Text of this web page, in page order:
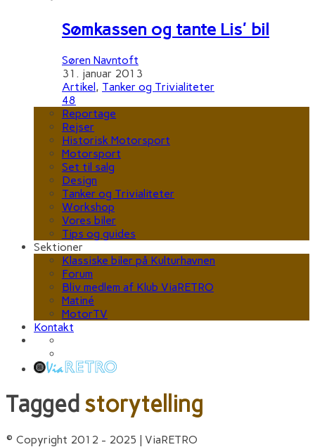
Sømkassen og tante Lis' bil
Søren Navntoft
31. januar 2013
Artikel, Tanker og Trivialiteter
48
Reportage
Rejser
Historisk Motorsport
Motorsport
Set til salg
Design
Tanker og Trivialiteter
Workshop
Vores biler
Tips og guides
Sektioner
Klassiske biler på Kulturhavnen
Forum
Bliv medlem af Klub ViaRETRO
Matiné
MotorTV
Kontakt
Tagged storytelling
© Copyright 2012 - 2025 | ViaRETRO